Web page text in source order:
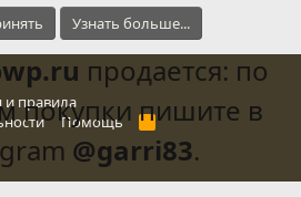
и правила
Помощь
R
S
Узнать больше...
продается: по
покупки пишите в
@garri83.